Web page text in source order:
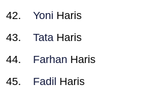
Yoni Haris
Tata Haris
Farhan Haris
Fadil Haris